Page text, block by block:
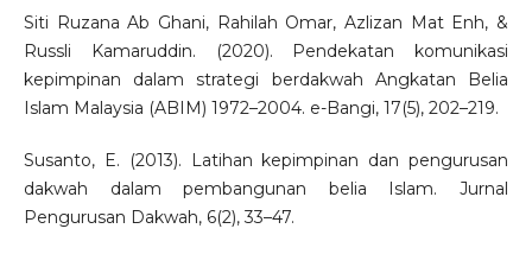
Siti Ruzana Ab Ghani, Rahilah Omar, Azlizan Mat Enh, &
Russli Kamaruddin. (2020). Pendekatan komunikasi
kepimpinan dalam strategi berdakwah Angkatan Belia
Islam Malaysia (ABIM) 1972–2004. e-Bangi, 17(5), 202–219.
Susanto, E. (2013). Latihan kepimpinan dan pengurusan
dakwah dalam pembangunan belia Islam. Jurnal
Pengurusan Dakwah, 6(2), 33–47.